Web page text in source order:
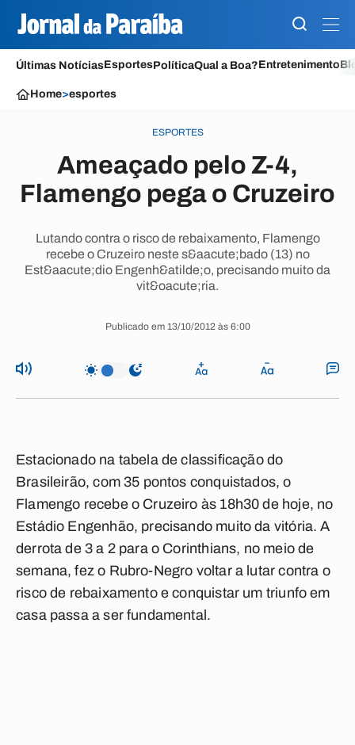
Últimas NotíciasEsportesPolíticaQual a Boa?Entretenimento
Home>esportes
ESPORTES
Ameaçado pelo Z-4,
Flamengo pega o Cruzeiro
Lutando contra o risco de rebaixamento, Flamengo
recebe o Cruzeiro neste s&aacute;bado (13) no
Est&aacute;dio Engenh&atilde;o, precisando muito da
vit&oacute;ria.
Publicado em 13/10/2012 às 6:00
Estacionado na tabela de classificação do
Brasileirão, com 35 pontos conquistados, o
Flamengo recebe o Cruzeiro às 18h30 de hoje, no
Estádio Engenhão, precisando muito da vitória. A
derrota de 3 a 2 para o Corinthians, no meio de
semana, fez o Rubro-Negro voltar a lutar contra o
risco de rebaixamento e conquistar um triunfo em
casa passa a ser fundamental.